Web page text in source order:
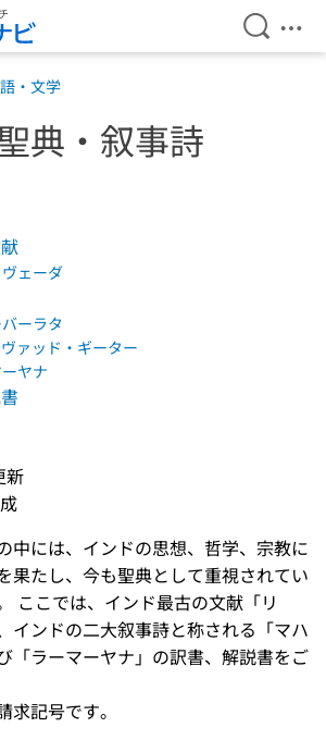
検索を
メ
・文学
典・叙事詩
ェーダ
ーラタ
ァッド・ギーター
ヤナ
新
中には、インドの思想、哲学、宗教に
果たし、今も聖典として重視されてい
ここでは、インド最古の文献「リ
インドの二大叙事詩と称される「マハ
「ラーマーヤナ」の訳書、解説書をご
記号です。